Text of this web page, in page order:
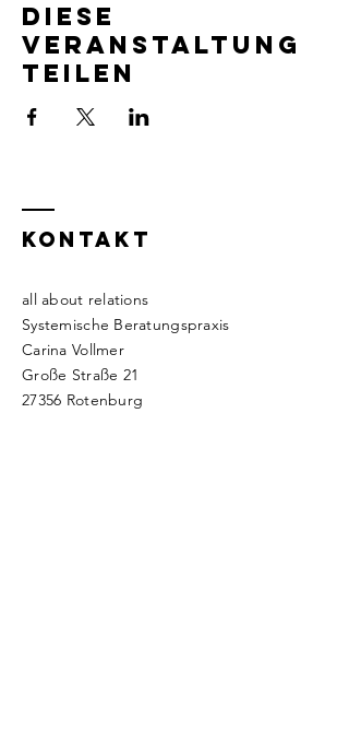
Diese
Veranstaltung
teilen
KONTAKT
all about relations
Systemische Beratungspraxis
Carina Vollmer
Große Straße 21
27356 Rotenburg